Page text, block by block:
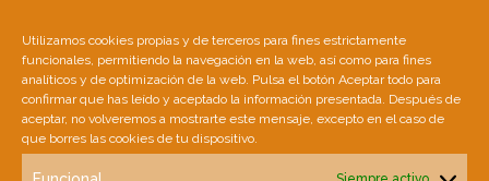
Utilizamos cookies propias y de terceros para fines estrictamente
funcionales, permitiendo la navegación en la web, así como para fines
analíticos y de optimización de la web. Pulsa el botón Aceptar todo para
confirmar que has leído y aceptado la información presentada. Después de
aceptar, no volveremos a mostrarte este mensaje, excepto en el caso de
que borres las cookies de tu dispositivo.
Política de Cookies
Política de Privacidad